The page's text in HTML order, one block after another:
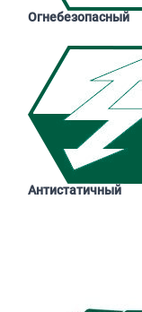
Огнебезопасный
Антистатичный